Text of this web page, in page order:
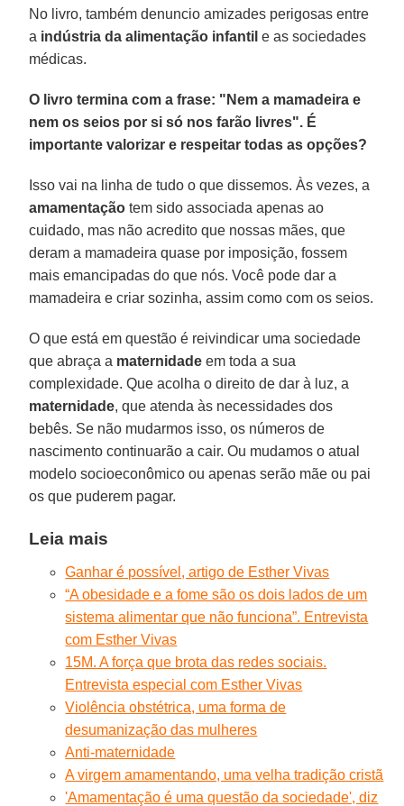
No livro, também denuncio amizades perigosas entre
a indústria da alimentação infantil e as sociedades
médicas.
O livro termina com a frase: "Nem a mamadeira e
nem os seios por si só nos farão livres". É
importante valorizar e respeitar todas as opções?
Isso vai na linha de tudo o que dissemos. Às vezes, a
amamentação tem sido associada apenas ao
cuidado, mas não acredito que nossas mães, que
deram a mamadeira quase por imposição, fossem
mais emancipadas do que nós. Você pode dar a
mamadeira e criar sozinha, assim como com os seios.
O que está em questão é reivindicar uma sociedade
que abraça a maternidade em toda a sua
complexidade. Que acolha o direito de dar à luz, a
maternidade, que atenda às necessidades dos
bebês. Se não mudarmos isso, os números de
nascimento continuarão a cair. Ou mudamos o atual
modelo socioeconômico ou apenas serão mãe ou pai
os que puderem pagar.
Leia mais
Ganhar é possível, artigo de Esther Vivas
“A obesidade e a fome são os dois lados de um
sistema alimentar que não funciona”. Entrevista
com Esther Vivas
15M. A força que brota das redes sociais.
Entrevista especial com Esther Vivas
Violência obstétrica, uma forma de
desumanização das mulheres
Anti-maternidade
A virgem amamentando, uma velha tradição cristã
'Amamentação é uma questão da sociedade', diz